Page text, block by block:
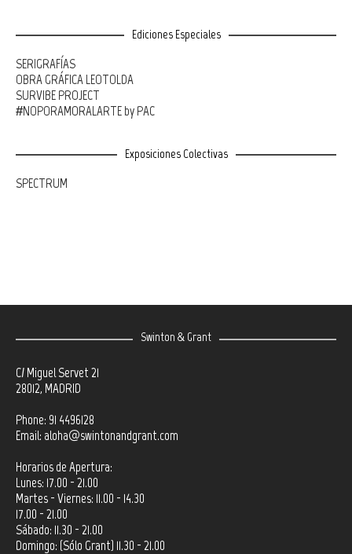
Ediciones Especiales
SERIGRAFÍAS
OBRA GRÁFICA LEOTOLDA
SURVIBE PROJECT
#NOPORAMORALARTE by PAC
Exposiciones Colectivas
SPECTRUM
Swinton & Grant
C/ Miguel Servet 21
28012, MADRID
Phone: 91 4496128
Email: aloha@swintonandgrant.com
Horarios de Apertura:
Lunes: 17.00 - 21.00
Martes - Viernes: 11.00 - 14.30
17.00 - 21.00
Sábado: 11.30 - 21.00
Domingo: (Sólo Grant) 11.30 - 21.00